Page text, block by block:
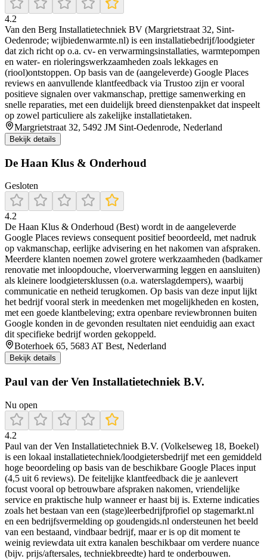
4.2
Van den Berg Installatietechniek BV (Margrietstraat 32, Sint-
Oedenrode; wijbiedenwarmte.nl) is een installatiebedrijf/loodgieter
dat zich richt op o.a. cv- en verwarmingsinstallaties, warmtepompen
en water- en rioleringswerkzaamheden zoals lekkages en
(riool)ontstoppen. Op basis van de (aangeleverde) Google Places
reviews en aanvullende klantfeedback via Trustoo zijn er vooral
positieve signalen over vakmanschap, prettige samenwerking en
snelle reparaties, met een duidelijk breed dienstenpakket dat inspeelt
op zowel particuliere als zakelijke installatietaken.
Margrietstraat 32, 5492 JM Sint-Oedenrode, Nederland
Bekijk details
De Haan Klus & Onderhoud
Gesloten
4.2
De Haan Klus & Onderhoud (Best) wordt in de aangeleverde
Google Places reviews consequent positief beoordeeld, met nadruk
op vakmanschap, eerlijke advisering en het nakomen van afspraken.
Meerdere klanten noemen zowel grotere werkzaamheden (badkamer
renovatie met inloopdouche, vloerverwarming leggen en aansluiten)
als kleinere loodgietersklussen (o.a. waterslagdempers), waarbij
communicatie en netheid terugkomen. Op basis van deze input lijkt
het bedrijf vooral sterk in meedenken met mogelijkheden en kosten,
met een goede klantbeleving; extra openbare reviewbronnen buiten
Google konden in de gevonden resultaten niet eenduidig aan exact
dit specifieke bedrijf worden gekoppeld.
Boterhoek 65, 5683 AT Best, Nederland
Bekijk details
Paul van der Ven Installatietechniek B.V.
Nu open
4.2
Paul van der Ven Installatietechniek B.V. (Volkelseweg 18, Boekel)
is een lokaal installatietechniek/loodgietersbedrijf met een gemiddeld
hoge beoordeling op basis van de beschikbare Google Places input
(4,5 uit 6 reviews). De feitelijke klantfeedback die je aanlevert
focust vooral op betrouwbare afspraken nakomen, vriendelijke
service en praktische hulp wanneer er haast bij is. Externe indicaties
zoals het bestaan van een (stage)leerbedrijfprofiel op stagemarkt.nl
en een bedrijfsvermelding op goudengids.nl ondersteunen het beeld
van een bestaand, vindbaar bedrijf, maar er is op dit moment te
weinig reviewdata uit extra kanalen beschikbaar om verdere nuance
(bijv. prijs/aftersales, techniekbreedte) hard te onderbouwen.